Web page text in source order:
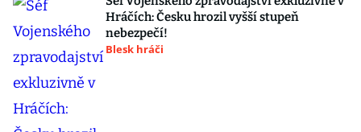
Hráčích: Česku hrozil vyšší stupeň
nebezpečí!
Blesk hráči